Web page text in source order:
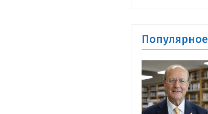
Популярное